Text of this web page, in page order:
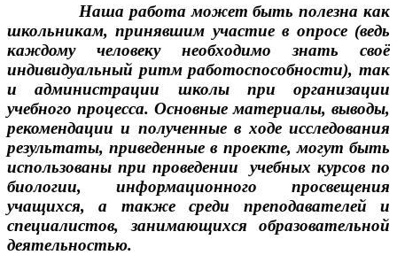
Наша работа может быть полезна как
школьникам, принявшим участие в опросе (ведь
каждому человеку необходимо знать своё
индивидуальный ритм работоспособности), так
и администрации школы при организации
учебного процесса. Основные материалы, выводы,
рекомендации и полученные в ходе исследования
результаты, приведенные в проекте, могут быть
использованы при проведении учебных курсов по
биологии, информационного просвещения
учащихся, а также среди преподавателей и
специалистов, занимающихся образовательной
деятельностью.